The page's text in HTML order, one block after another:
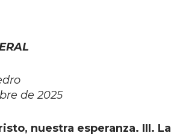
de 2025
nuestra esperanza. III. La